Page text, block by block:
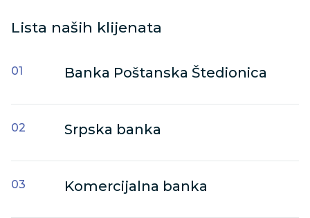
Lista naših klijenata
Banka Poštanska Štedionica
Srpska banka
Komercijalna banka